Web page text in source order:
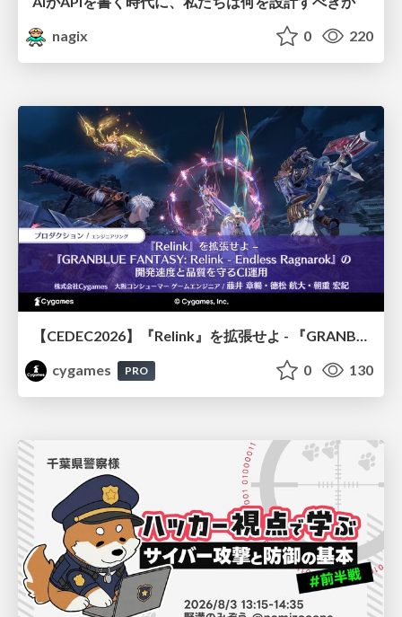
nagix
0 220
【CEDEC2026】『Relink』を拡張せよ - 『GRANBLUE FANTASY: Relink - Endless Ragnarok』の開発速度と品質を守るCI運用
cygames
PRO 0 130